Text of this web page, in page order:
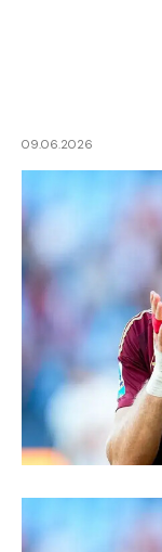
09.06.2026